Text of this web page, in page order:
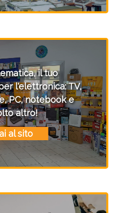
il tuo
l'elettronica: TV,
PC, notebook e
altro!
al sito